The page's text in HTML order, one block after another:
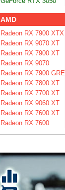
AMD
Radeon RX 7900 XTX
Radeon RX 9070 XT
Radeon RX 7900 XT
Radeon RX 9070
Radeon RX 7900 GRE
Radeon RX 7800 XT
Radeon RX 7700 XT
Radeon RX 9060 XT
Radeon RX 7600 XT
Radeon RX 7600